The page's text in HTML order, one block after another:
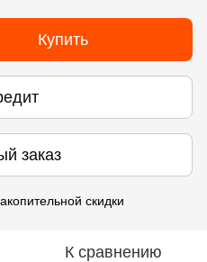
Купить
заказ
скидки
К сравнению